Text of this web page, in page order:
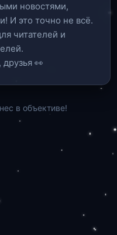
новостями,
И это точно не всё.
читателей и
👀
в объективе!